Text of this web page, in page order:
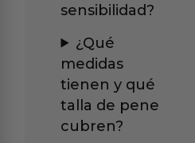
sensibilidad?
¿Qué
medidas
tienen y qué
talla de pene
cubren?